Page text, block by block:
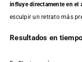
influye directamente en el
esculpir un retrato más
Resultados en